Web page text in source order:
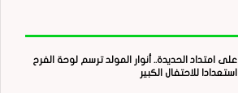
على امتداد الحديدة.. أنوار المولد ترسم لوحة الفرح
استعدادا للاحتفال الكبير